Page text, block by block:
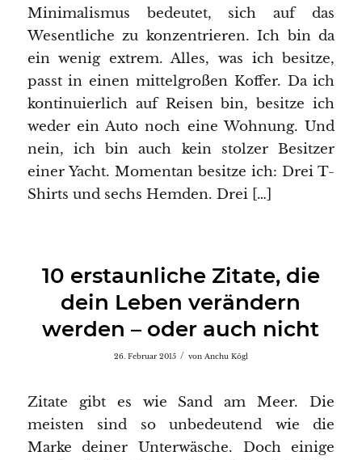
Minimalismus bedeutet, sich auf das
Wesentliche zu konzentrieren. Ich bin da
ein wenig extrem. Alles, was ich besitze,
passt in einen mittelgroßen Koffer. Da ich
kontinuierlich auf Reisen bin, besitze ich
weder ein Auto noch eine Wohnung. Und
nein, ich bin auch kein stolzer Besitzer
einer Yacht. Momentan besitze ich: Drei T-
Shirts und sechs Hemden. Drei […]
10 erstaunliche Zitate, die
dein Leben verändern
werden – oder auch nicht
26. Februar 2015 / von Anchu Kögl
Zitate gibt es wie Sand am Meer. Die
meisten sind so unbedeutend wie die
Marke deiner Unterwäsche. Doch einige